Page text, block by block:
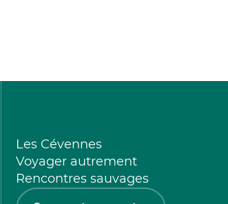
Les Cévennes
Voyager autrement
Rencontres sauvages